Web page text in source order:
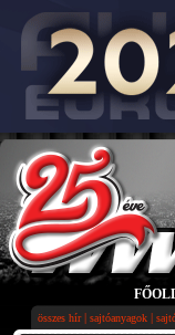
összes hír| sajtóanyagok |